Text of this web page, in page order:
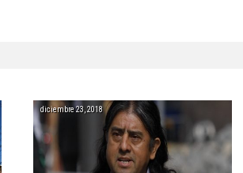
diciembre 23, 2018